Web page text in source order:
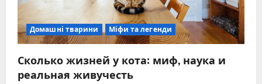
Домашні тварини Міфи та легенди
Сколько жизней у кота: миф, наука и
реальная живучесть